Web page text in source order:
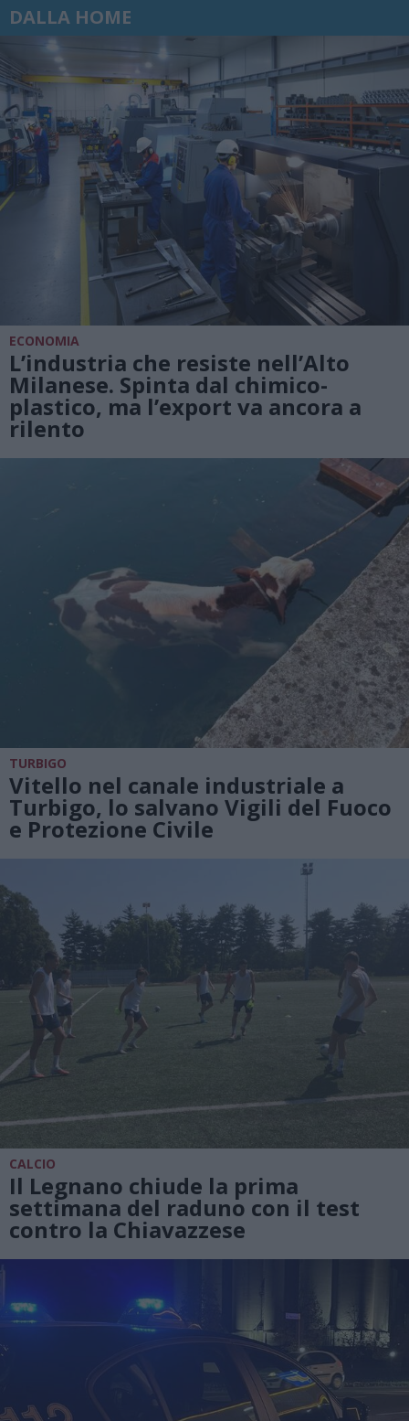
DALLA HOME
ECONOMIA
L’industria che resiste nell’Alto
Milanese. Spinta dal chimico-
plastico, ma l’export va ancora a
rilento
TURBIGO
Vitello nel canale industriale a
Turbigo, lo salvano Vigili del Fuoco
e Protezione Civile
CALCIO
Il Legnano chiude la prima
settimana del raduno con il test
contro la Chiavazzese